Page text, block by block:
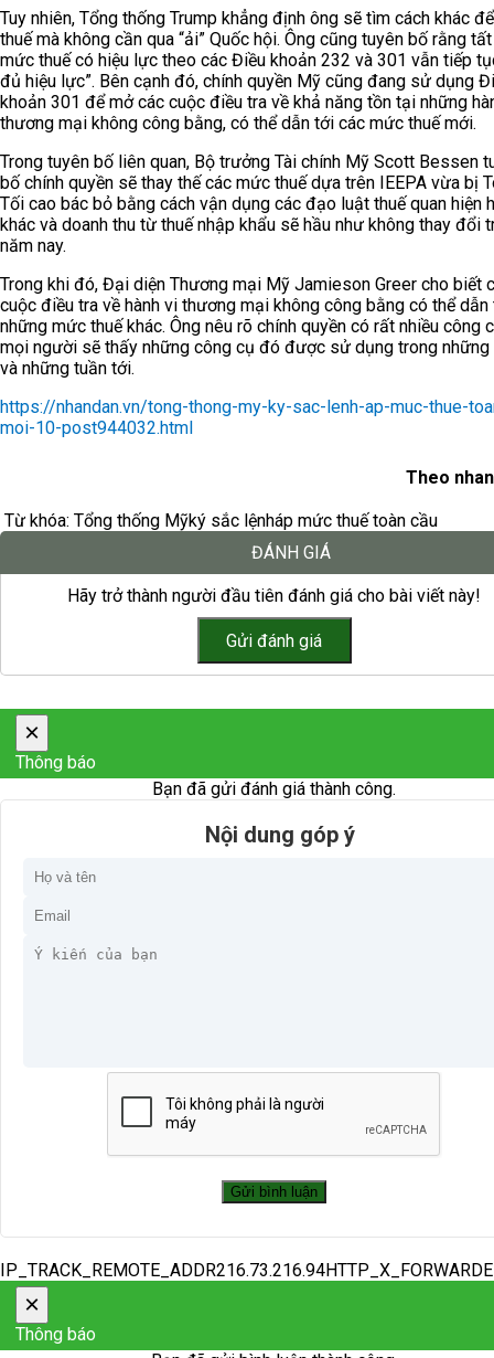
Tuy nhiên, Tổng thống Trump khẳng định ông sẽ tìm cách khác
thuế mà không cần qua “ải” Quốc hội. Ông cũng tuyên bố rằng
mức thuế có hiệu lực theo các Điều khoản 232 và 301 vẫn tiếp
đủ hiệu lực”. Bên cạnh đó, chính quyền Mỹ cũng đang sử dụng
khoản 301 để mở các cuộc điều tra về khả năng tồn tại những
thương mại không công bằng, có thể dẫn tới các mức thuế mới.
Trong tuyên bố liên quan, Bộ trưởng Tài chính Mỹ Scott Bessen
bố chính quyền sẽ thay thế các mức thuế dựa trên IEEPA vừa bị
Tối cao bác bỏ bằng cách vận dụng các đạo luật thuế quan hiện
khác và doanh thu từ thuế nhập khẩu sẽ hầu như không thay đổi
năm nay.
Trong khi đó, Đại diện Thương mại Mỹ Jamieson Greer cho biết
cuộc điều tra về hành vi thương mại không công bằng có thể dẫn
những mức thuế khác. Ông nêu rõ chính quyền có rất nhiều công
mọi người sẽ thấy những công cụ đó được sử dụng trong những
và những tuần tới.
https://nhandan.vn/tong-thong-my-ky-sac-lenh-ap-muc-thue-
moi-10-post944032.html
Theo
Từ khóa: Tổng thống Mỹký sắc lệnháp mức thuế toàn cầu
ĐÁNH GIÁ
Hãy trở thành người đầu tiên đánh giá cho bài viết này!
×
Thông báo
Bạn đã gửi đánh giá thành công.
Nội dung góp ý
×
Thông báo